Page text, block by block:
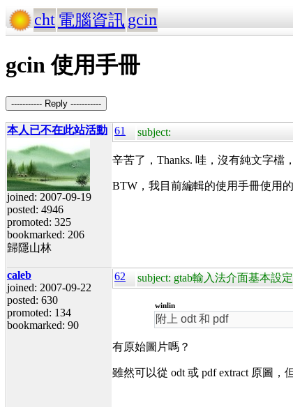
cht 電腦資訊 gcin
gcin 使用手冊
----------- Reply -----------
本人已不在此站活動
joined: 2007-09-19
posted: 4946
promoted: 325
bookmarked: 206
歸隱山林
61 subject:
辛苦了，Thanks. 哇，沒有純文字檔
BTW，我目前編輯的使用手冊使用
caleb
joined: 2007-09-22
posted: 630
promoted: 134
bookmarked: 90
62 subject: gtab輸入法介面基本設
winlin
附上 odt 和 pdf
有原始圖片嗎？
雖然可以從 odt 或 pdf extract 原圖，